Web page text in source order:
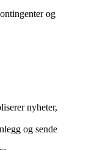
og
nyheter,
og sende